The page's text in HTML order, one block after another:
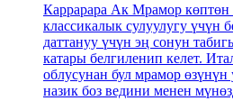
Каррарара Ак Мрамор көптөн
классикалык сулуулугу үчүн
даттануу үчүн эң сонун
катары белгиленип келет.
облусунан бул мрамор
назик боз ведини менен